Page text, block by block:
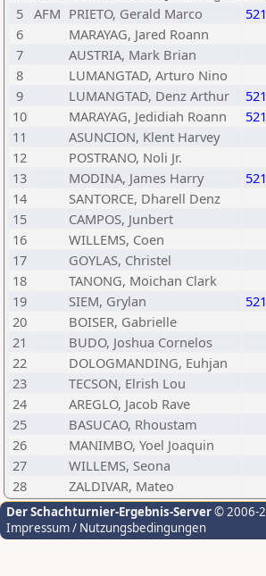
5 AFM PRIETO, Gerald Marco
6
MARAYAG, Jared Roann
7
AUSTRIA, Mark Brian
8
LUMANGTAD, Arturo Nino
9
LUMANGTAD, Denz Arthur
10
MARAYAG, Jedidiah Roann
11
ASUNCION, Klent Harvey
12
POSTRANO, Noli Jr.
13
MODINA, James Harry
14
SANTORCE, Dharell Denz
15
CAMPOS, Junbert
16
WILLEMS, Coen
17
GOYLAS, Christel
18
TANONG, Moichan Clark
19
SIEM, Grylan
20
BOISER, Gabrielle
21
BUDO, Joshua Cornelos
22
DOLOGMANDING, Euhjan
23
TECSON, Elrish Lou
24
AREGLO, Jacob Rave
25
BASUCAO, Rhoustam
26
MANIMBO, Yoel Joaquin
27
WILLEMS, Seona
28
ZALDIVAR, Mateo
Der Schachturnier-Ergebnis-Server© 2006-
Impressum / Nutzungsbedingungen